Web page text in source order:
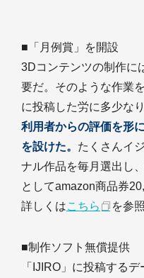
■「月例賞」を開設
3Dコンテンツの制作に
要だ。そのような作業
に投稿した労に多少な
利用者からの評価を形
を設けた。 たくさんイ
ナル作品を毎月選出し
としてamazon商品券
詳しくはこちら を参照
■制作ソフト無償提供
「IJIRO」に投稿する